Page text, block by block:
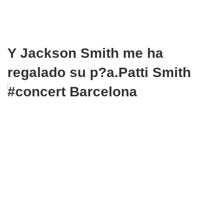
Y Jackson Smith me ha
regalado su p?a.Patti Smith
#concert Barcelona